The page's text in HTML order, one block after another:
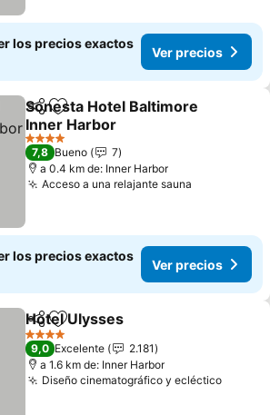
los precios exactos
Ver precios
CompartirAgregar a favoritos
Sonesta Hotel Baltimore
Inner Harbor
Ver precios
4 Estrellas
7,8 Bueno
7
a 0.4 km de: Inner Harbor
Acceso a una relajante sauna
los precios exactos
Ver precios
CompartirAgregar a favoritos
Hotel Ulysses
4 Estrellas
9,0 Excelente
2.181
a 1.6 km de: Inner Harbor
Diseño cinematográfico y eclécticoVer